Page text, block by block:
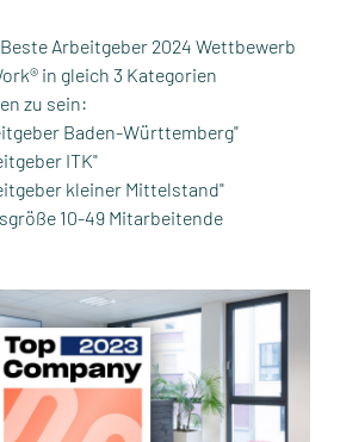
Arbeitgeber 2024 Wettbewerb
in gleich 3 Kategorien
zu sein:
Baden-Württemberg"
ITK"
kleiner Mittelstand"
10-49 Mitarbeitende